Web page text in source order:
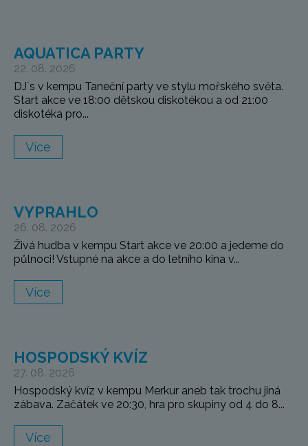
AQUATICA PARTY
22. 08. 2026
DJ`s v kempu Taneční party ve stylu mořského světa.
Start akce ve 18:00 dětskou diskotékou a od 21:00
diskotéka pro...
Více
VYPRAHLO
26. 08. 2026
Živá hudba v kempu Start akce ve 20:00 a jedeme do
půlnoci! Vstupné na akce a do letního kina v...
Více
HOSPODSKÝ KVÍZ
27. 08. 2026
Hospodský kvíz v kempu Merkur aneb tak trochu jiná
zábava. Začátek ve 20:30, hra pro skupiny od 4 do 8...
Více